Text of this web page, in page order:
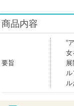
商品内容
要旨
“
女